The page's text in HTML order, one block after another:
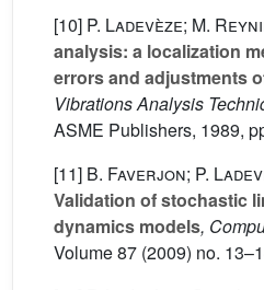
[10] P. Ladevèze; M.
analysis: a localization
errors and adjustments
Vibrations Analysis
ASME Publishers, 1989,
[11] B. Faverjon; P.
Validation of stochastic
dynamics models,
Volume 87 (2009) no.